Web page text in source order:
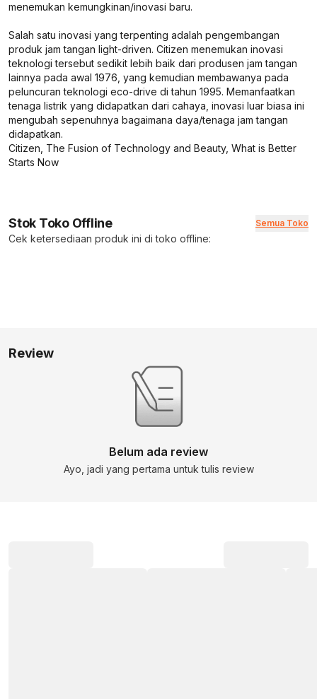
menemukan kemungkinan/inovasi baru.
Salah satu inovasi yang terpenting adalah pengembangan
produk jam tangan light-driven. Citizen menemukan inovasi
teknologi tersebut sedikit lebih baik dari produsen jam tangan
lainnya pada awal 1976, yang kemudian membawanya pada
peluncuran teknologi eco-drive di tahun 1995. Memanfaatkan
tenaga listrik yang didapatkan dari cahaya, inovasi luar biasa ini
mengubah sepenuhnya bagaimana daya/tenaga jam tangan
didapatkan.
Citizen, The Fusion of Technology and Beauty, What is Better
Starts Now
Stok Toko Offline Semua Toko
Cek ketersediaan produk ini di toko offline:
Review
Belum ada review
Ayo, jadi yang pertama untuk tulis review